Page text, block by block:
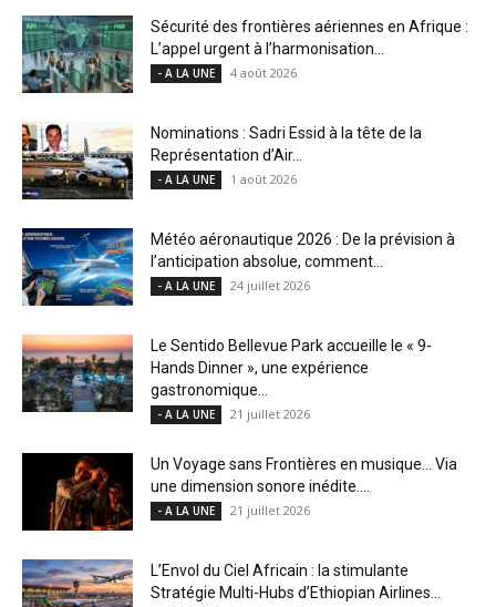
Sécurité des frontières aériennes en Afrique :
L’appel urgent à l’harmonisation...
- A LA UNE 4 août 2026
Nominations : Sadri Essid à la tête de la
Représentation d’Air...
- A LA UNE 1 août 2026
Météo aéronautique 2026 : De la prévision à
l’anticipation absolue, comment...
- A LA UNE 24 juillet 2026
Le Sentido Bellevue Park accueille le « 9-
Hands Dinner », une expérience
gastronomique...
- A LA UNE 21 juillet 2026
Un Voyage sans Frontières en musique… Via
une dimension sonore inédite....
- A LA UNE 21 juillet 2026
L’Envol du Ciel Africain : la stimulante
Stratégie Multi-Hubs d’Ethiopian Airlines...